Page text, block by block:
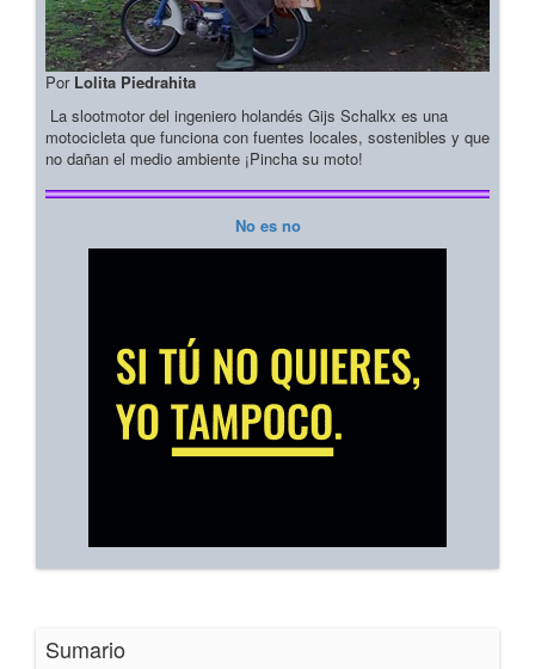
Por Lolita Piedrahita
La slootmotor del ingeniero holandés Gijs Schalkx es una
motocicleta que funciona con fuentes locales, sostenibles y que
no dañan el medio ambiente ¡Pincha su moto!
No es no
Sumario